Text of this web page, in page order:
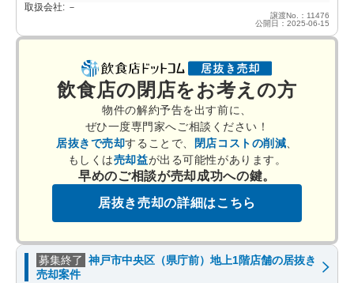
取扱会社: －
譲渡No.：11476
公開日：2025-06-15
飲食店の閉店をお考えの方
物件の解約予告を出す前に、
ぜひ一度専門家へご相談ください！
居抜きで売却することで、 閉店コストの削減
もしくは売却益が出る可能性があります。
早めのご相談が売却成功への鍵。
居抜き売却の詳細はこちら
募集終了 神戸市中央区（県庁前）地上1階店舗の居抜き
売却案件